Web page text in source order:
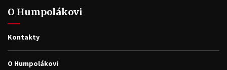
O Humpolákovi
Kontakty
O Humpolákovi